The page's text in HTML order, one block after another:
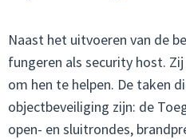
Naast het uitvoeren van de
fungeren als security host.
om hen te helpen. De taken
objectbeveiliging zijn: de
open- en sluitrondes,